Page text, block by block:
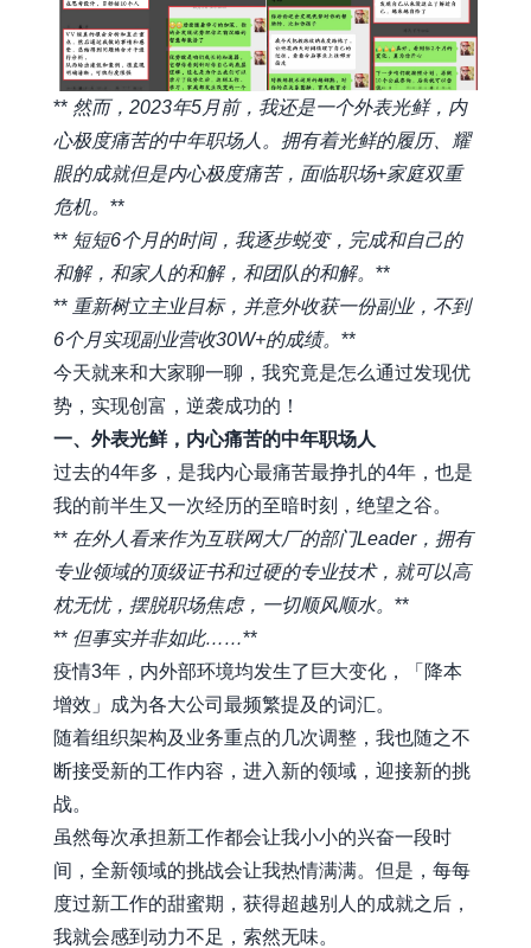
** 然而，2023年5月前，我还是一个外表光鲜，内
心极度痛苦的中年职场人。拥有着光鲜的履历、耀
眼的成就但是内心极度痛苦，面临职场+家庭双重
危机。 **
** 短短6个月的时间，我逐步蜕变，完成和自己的
和解，和家人的和解，和团队的和解。 **
** 重新树立主业目标，并意外收获一份副业，不到
6个月实现副业营收30W+的成绩。 **
今天就来和大家聊一聊，我究竟是怎么通过发现优
势，实现创富，逆袭成功的！
一、外表光鲜，内心痛苦的中年职场人
过去的4年多，是我内心最痛苦最挣扎的4年，也是
我的前半生又一次经历的至暗时刻，绝望之谷。
** 在外人看来作为互联网大厂的部门Leader，拥有
专业领域的顶级证书和过硬的专业技术，就可以高
枕无忧，摆脱职场焦虑，一切顺风顺水。 **
** 但事实并非如此……**
疫情3年，内外部环境均发生了巨大变化，「降本
增效」成为各大公司最频繁提及的词汇。
随着组织架构及业务重点的几次调整，我也随之不
断接受新的工作内容，进入新的领域，迎接新的挑
战。
虽然每次承担新工作都会让我小小的兴奋一段时
间，全新领域的挑战会让我热情满满。但是，每每
度过新工作的甜蜜期，获得超越别人的成就之后，
我就会感到动力不足，索然无味。